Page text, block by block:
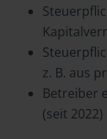
z. B. aus
Betreiber
(seit 2022)